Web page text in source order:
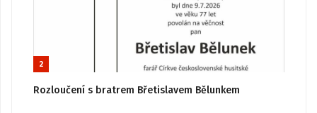
2
Rozloučení s bratrem Břetislavem Bělunkem